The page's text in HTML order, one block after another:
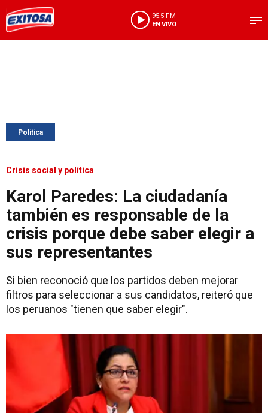
95.5 FM
EN VIVO
Política
Crisis social y política
Karol Paredes: La ciudadanía
también es responsable de la
crisis porque debe saber elegir a
sus representantes
Si bien reconoció que los partidos deben mejorar
filtros para seleccionar a sus candidatos, reiteró que
los peruanos "tienen que saber elegir".